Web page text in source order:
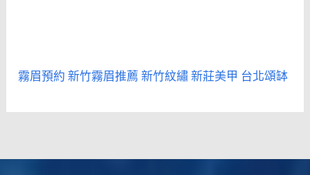
霧眉預約新竹霧眉推薦新竹紋繡新莊美甲 台北頌缽